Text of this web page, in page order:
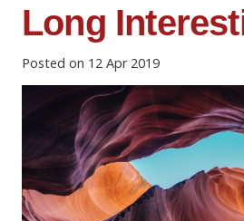
Long
Posted on 12 Apr 2019